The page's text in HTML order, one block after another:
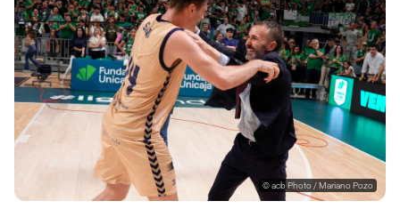
©acb Photo / Mariano Pozo